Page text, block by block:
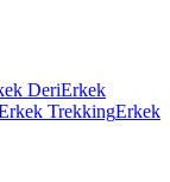
DeriErkek
TrekkingErkek